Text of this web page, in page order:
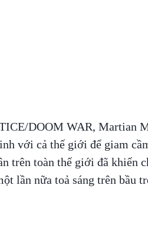
DOOM WAR, Martian
với cả thế giới để giam
trên toàn thế giới đã khiến
lần nữa toả sáng trên bầu